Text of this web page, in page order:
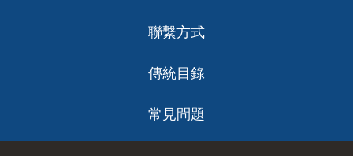
聯繫方式
傳統目錄
常見問題